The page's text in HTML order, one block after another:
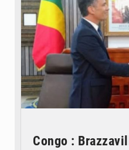
Congo :